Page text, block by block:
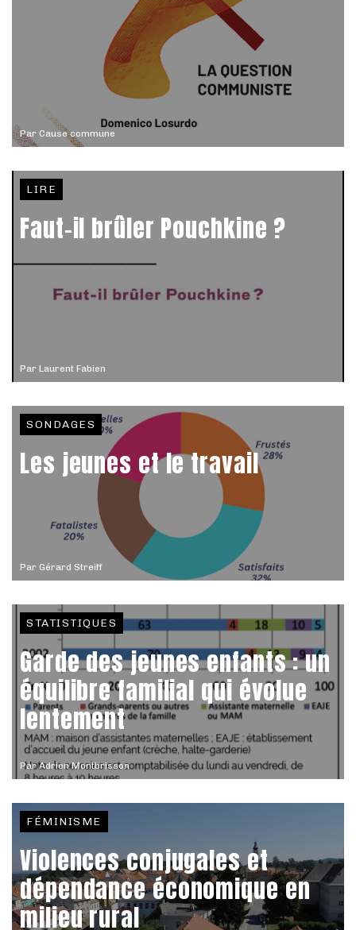
Par Cause commune
Par Laurent Fabien
LIRE
Faut-il brûler Pouchkine ?
Par Gérard Streiff
SONDAGES
Les jeunes et le travail
ParAdrien Montbrisson
STATISTIQUES
Garde des jeunes enfants : un
équilibre familial qui évolue
lentement
FÉMINISME
Violences conjugales et
dépendance économique en
milieu rural